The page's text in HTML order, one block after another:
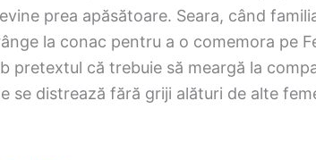
prea apăsătoare. Seara, când
la conac pentru a o comemora pe
pretextul că trebuie să meargă la
se distrează fără griji alături de alte